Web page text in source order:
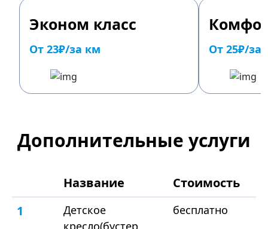
Эконом класс
От 23₽/за км От 25₽/за
Дополнительные услуги
Название
Стоимость
1
Детское
кресло(бустер,
бесплатно